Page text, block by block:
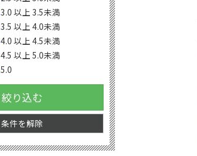
3.0 以上 3.5未満
3.5 以上 4.0未満
4.0 以上 4.5未満
4.5 以上 5.0未満
5.0
絞り込む
条件を解除